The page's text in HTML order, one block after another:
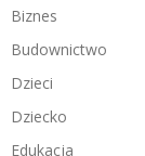
Biznes
Budownictwo
Dzieci
Dziecko
Edukacja